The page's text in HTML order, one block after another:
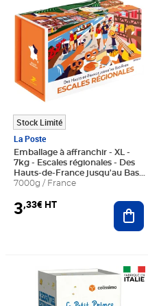
Stock Limité
La Poste
Emballage à affranchir - XL -
7kg - Escales régionales - Des
Hauts-de-France jusqu'au Bas-
Rhin
7000g / France
3,33€ HT
Prix 8,74€ HT